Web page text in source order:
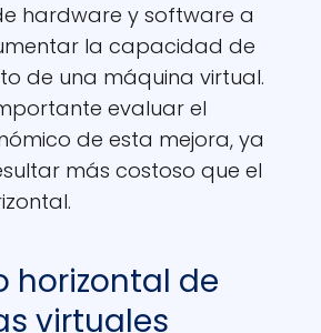
hardware y software a
la capacidad de
de una máquina virtual.
evaluar el
de esta mejora, ya
más costoso que el
horizontal de
virtuales